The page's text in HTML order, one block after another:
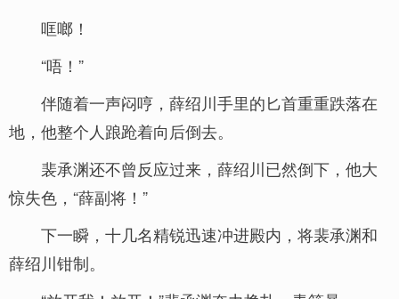
哐啷！
“唔！”
伴随着一声闷哼，薛绍川手里的匕首重重跌落在
地，他整个人踉跄着向后倒去。
裴承渊还不曾反应过来，薛绍川已然倒下，他大
惊失色，“薛副将！”
下一瞬，十几名精锐迅速冲进殿内，将裴承渊和
薛绍川钳制。